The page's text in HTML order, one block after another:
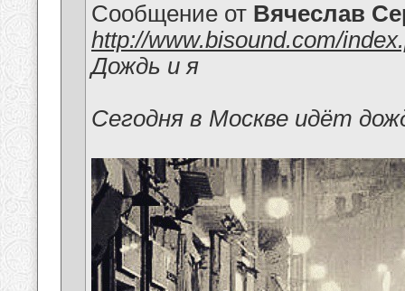
Сообщение от Вячеслав
http://www.bisound.com/
Дождь и я
Сегодня в Москве идёт